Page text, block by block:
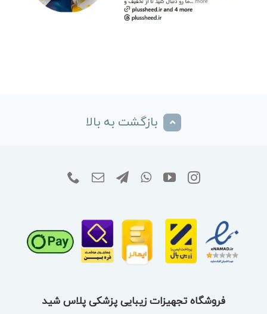
بازگشت به بالا
فروشگاه تجهیزات زیبایی پزشکی پلاس شید